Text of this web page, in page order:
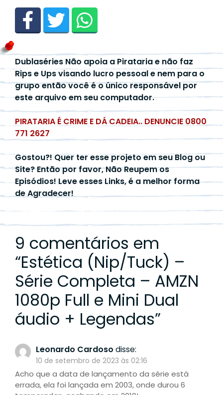
Dublaséries Não apoia a Pirataria e não faz
Rips e Ups visando lucro pessoal e nem para o
grupo então você é o único responsável por
este arquivo em seu computador.
PIRATARIA É CRIME E DÁ CADEIA.. DENUNCIE 0800
771 2627
Gostou?! Quer ter esse projeto em seu Blog ou
Site? Então por favor, Não Reupem os
Episódios! Leve esses Links, é a melhor forma
de Agradecer!
9 comentários em
“Estética (Nip/Tuck) –
Série Completa – AMZN
1080p Full e Mini Dual
áudio + Legendas”
Leonardo Cardoso disse:
10 de setembro de 2023 às 02:16
Acho que a data de lançamento da série está
errada, ela foi lançada em 2003, onde durou 6